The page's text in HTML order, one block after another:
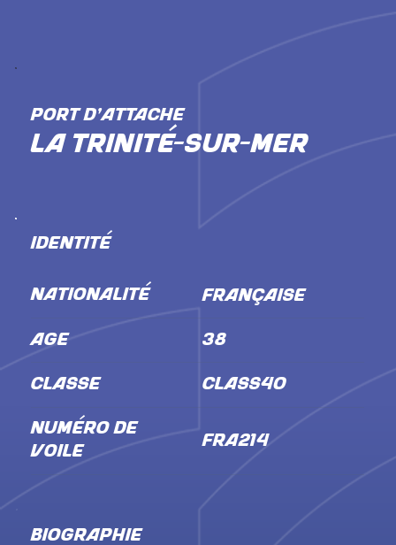
BIOGRAPHIE
IDENTITÉ
NUMÉRO DE
VOILE
FRA214
CLASSE Class40
ÂGE 38
NATIONALITÉ Française
PORT D'ATTACHE
La Trinité-sur-Mer